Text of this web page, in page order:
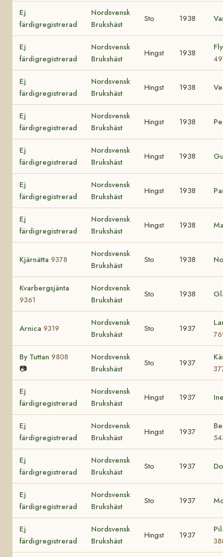
Ej
färdigregistrerad
Nordsvensk
Brukshäst
Sto 1938
Ej
färdigregistrerad
Nordsvensk
Brukshäst
Hingst 1938
Ej
färdigregistrerad
Nordsvensk
Brukshäst
Hingst 1938
Ej
färdigregistrerad
Nordsvensk
Brukshäst
Hingst 1938
Ej
färdigregistrerad
Nordsvensk
Brukshäst
Hingst 1938
Ej
färdigregistrerad
Nordsvensk
Brukshäst
Hingst 1938
Ej
färdigregistrerad
Nordsvensk
Brukshäst
Hingst 1938
Kjärnätta 9378
Nordsvensk
Brukshäst
Sto 1938
Kvarbergsjänta
9361
Nordsvensk
Brukshäst
Sto 1938
Arnica 9319
Nordsvensk
Brukshäst
Sto 1937
By Tuttan 9808
📷
Nordsvensk
Brukshäst
Sto 1937
Ej
färdigregistrerad
Nordsvensk
Brukshäst
Hingst 1937
Ej
färdigregistrerad
Nordsvensk
Brukshäst
Hingst 1937
Ej
färdigregistrerad
Nordsvensk
Brukshäst
Sto 1937
Ej
färdigregistrerad
Nordsvensk
Brukshäst
Sto 1937
Ej
färdigregistrerad
Nordsvensk
Brukshäst
Hingst 1937